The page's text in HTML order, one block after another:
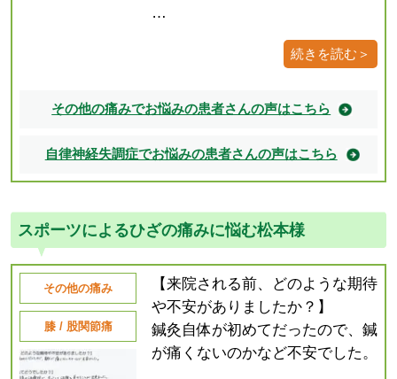
…
続きを読む＞
その他の痛みでお悩みの患者さんの声はこちら
自律神経失調症でお悩みの患者さんの声はこちら
スポーツによるひざの痛みに悩む松本様
その他の痛み
膝 / 股関節痛
【来院される前、どのような期待
や不安がありましたか？】
鍼灸自体が初めてだったので、鍼
が痛くないのかなど不安でした。